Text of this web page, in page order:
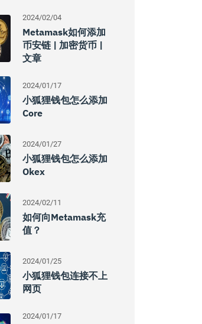
2024/02/04
Metamask如何添加
币安链 | 加密货币 |
文章
2024/01/17
小狐狸钱包怎么添加
Core
2024/01/27
小狐狸钱包怎么添加
Okex
2024/02/11
如何向Metamask充
值？
2024/01/25
小狐狸钱包连接不上
网页
2024/01/17